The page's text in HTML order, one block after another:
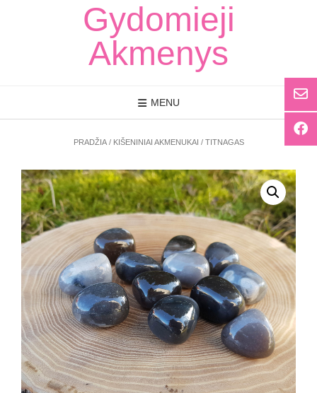
Gydomieji
Akmenys
MENU
PRADŽIA/ KIŠENINIAI AKMENUKAI / TITNAGAS